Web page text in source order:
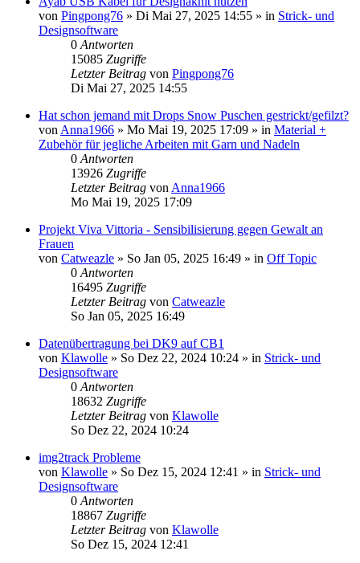
von Pingpong76 » Di Mai 27, 2025 14:55 » in Strick- und
Designsoftware
0 Antworten
15085 Zugriffe
Letzter Beitrag von Pingpong76
Di Mai 27, 2025 14:55
Hat schon jemand mit Drops Snow Puschen gestrickt/gefilzt?
von Anna1966 » Mo Mai 19, 2025 17:09 » in Material +
Zubehör für jegliche Arbeiten mit Garn und Nadeln
0 Antworten
13926 Zugriffe
Letzter Beitrag von Anna1966
Mo Mai 19, 2025 17:09
Projekt Viva Vittoria - Sensibilisierung gegen Gewalt an
Frauen
von Catweazle » So Jan 05, 2025 16:49 » in Off Topic
0 Antworten
16495 Zugriffe
Letzter Beitrag von Catweazle
So Jan 05, 2025 16:49
Datenübertragung bei DK9 auf CB1
von Klawolle » So Dez 22, 2024 10:24 » in Strick- und
Designsoftware
0 Antworten
18632 Zugriffe
Letzter Beitrag von Klawolle
So Dez 22, 2024 10:24
img2track Probleme
von Klawolle » So Dez 15, 2024 12:41 » in Strick- und
Designsoftware
0 Antworten
18867 Zugriffe
Letzter Beitrag von Klawolle
So Dez 15, 2024 12:41